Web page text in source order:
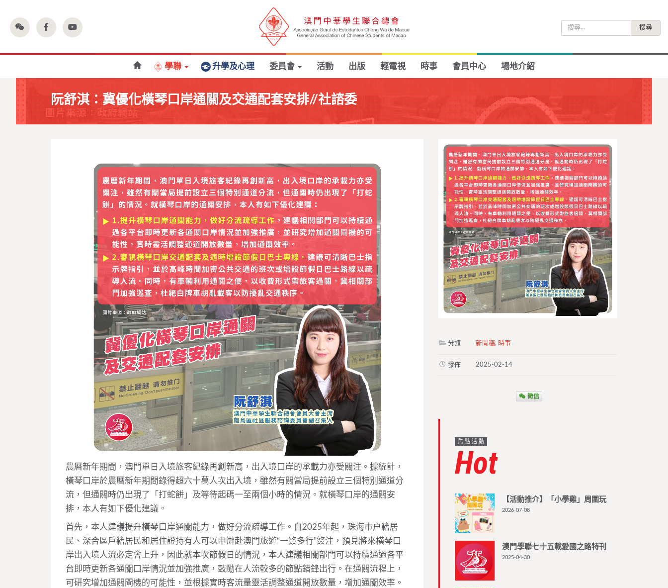
尋
學聯 升學及心理 委員會 活動 出版 輕電視 時事 會員中心 場地介紹
阮舒淇：冀優化橫琴口岸通關及交通配套安排//社諮委
農曆新年期間，澳門單日入境旅客紀錄再創新高，出入境口岸的承載力亦受關注。據統計，
橫琴口岸於農曆新年期間錄得超六十萬人次出入境，雖然有關當局提前設立三個特別通道分
流，但通關時仍出現了「打蛇餅」及等待起碼一至兩個小時的情況。就橫琴口岸的通關安
排，本人有如下優化建議。
首先，本人建議提升橫琴口岸通關能力，做好分流疏導工作。自2025年起，珠海市户籍居
民、深合區戶籍居民和居住證持有人可以申辦赴澳門旅遊“一簽多行”簽注，預見將來横琴口
岸出入境人流必定會上升，因此就本次節假日的情況，本人建議相關部門可以持續通過各平
台即時更新各通關口岸情況並加強推廣，鼓勵在人流較多的節點錯鋒出行。在通關流程上，
可研究增加通關閘機的可能性，並根據實時客流量靈活調整通道開放數量，增加通關效率。
分類 新聞稿, 時事
發佈 2025-02-14
微信
焦點活動
Hot
【活動推介】「小學雞」周圍玩
2026-07-08
澳門學聯七十五載愛國之路特刊
2025-04-30